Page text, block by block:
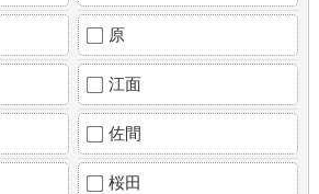
原
江面
佐間
桜田